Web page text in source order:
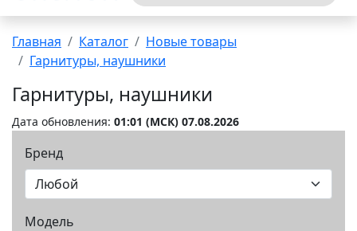
Главная Каталог
Новые товары
Гарнитуры, наушники
Гарнитуры, наушники
Дата обновления: 01:01 (MCК) 07.08.2026
Бренд
Модель